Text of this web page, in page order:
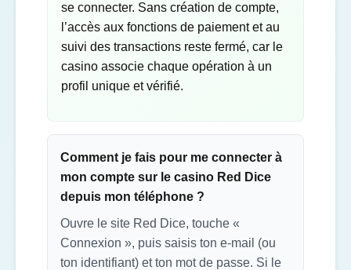
se connecter. Sans création de compte,
l’accès aux fonctions de paiement et au
suivi des transactions reste fermé, car le
casino associe chaque opération à un
profil unique et vérifié.
Comment je fais pour me connecter à
mon compte sur le casino Red Dice
depuis mon téléphone ?
Ouvre le site Red Dice, touche «
Connexion », puis saisis ton e-mail (ou
ton identifiant) et ton mot de passe. Si le